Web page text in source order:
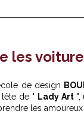
les
de design
de " Lady Art",
les